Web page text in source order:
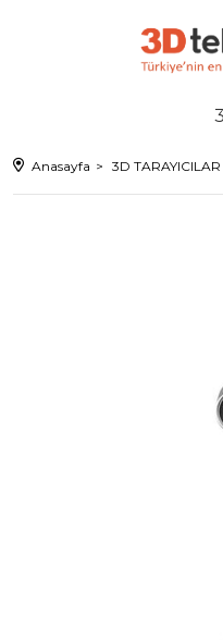
Anasayfa 3D TARAYICILAR